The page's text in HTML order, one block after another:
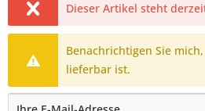
Dieser Artikel steht
Benachrichtigen Sie
lieferbar ist.